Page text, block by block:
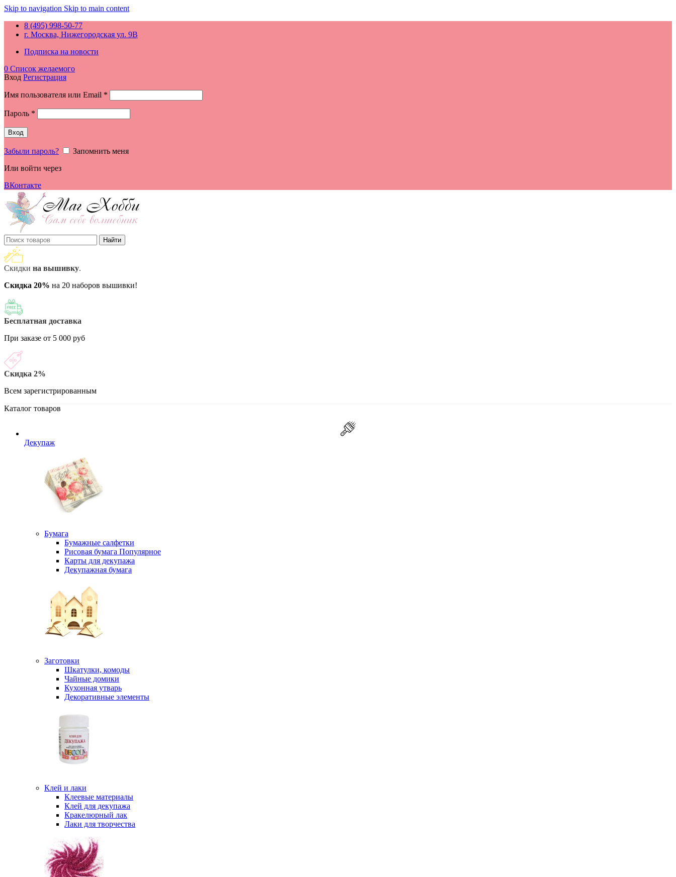
Skip to navigation Skip to main content
8 (495) 998-50-77
г. Москва, Нижегородская ул. 9В
Подписка на новости
0 Список желаемого
Вход Регистрация
Имя пользователя или Email *
Пароль *
Вход
Забыли пароль?
Запомнить меня
Или войти через
ВКонтакте
Найти
Скидки на вышивку.
Скидка 20% на 20 наборов вышивки!
Бесплатная доставка
При заказе от 5 000 руб
Скидка 2%
Всем зарегистрированным
Каталог товаров
Декупаж
Бумага
Бумажные салфетки
Рисовая бумага Популярное
Карты для декупажа
Декупажная бумага
Заготовки
Шкатулки, комоды
Чайные домики
Кухонная утварь
Декоративные элементы
Клей и лаки
Клеевые материалы
Клей для декупажа
Кракелюрный лак
Лаки для творчества